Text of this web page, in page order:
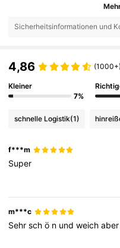
Sicherheitsinformationen und
4,86 (1000+)
Kleiner
7%
schnelle Logistik(1)
f***m
Super
m***c
Sehrschö n undweichaber